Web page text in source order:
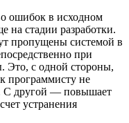
ошибок в исходном
на стадии разработки.
пропущены системой в
при
Это, с одной стороны,
программисту не
С другой — повышает
устранения